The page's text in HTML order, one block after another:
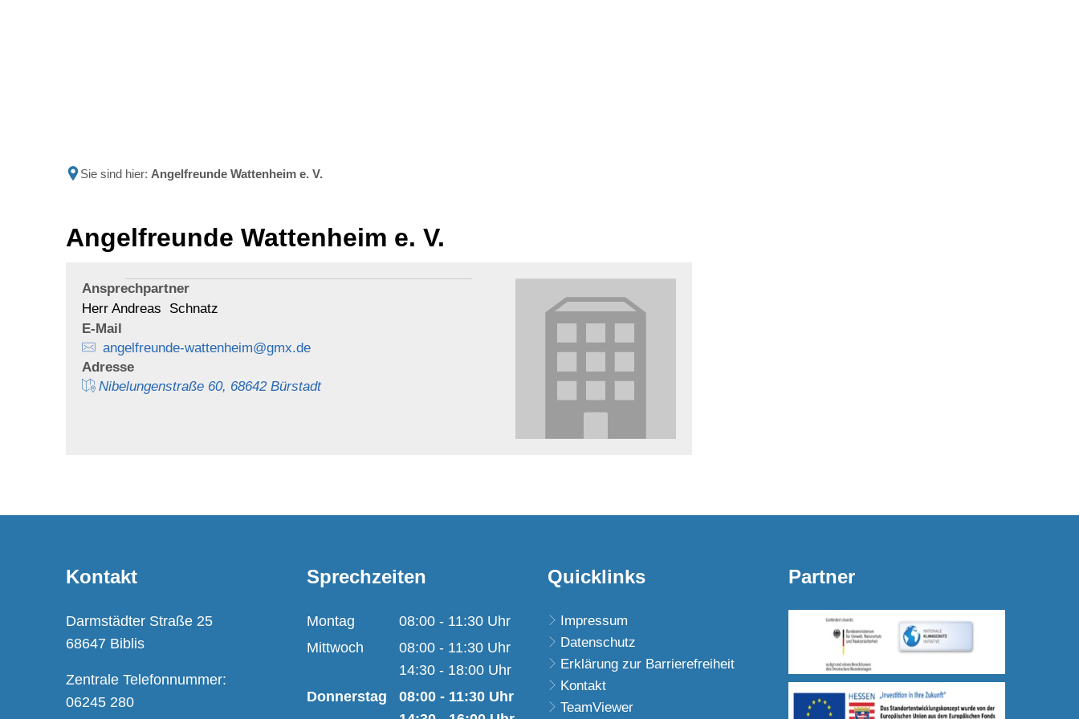
Sie sind hier: Angelfreunde Wattenheim e. V.
Angelfreunde Wattenheim e. V.
Ansprechpartner
Herr Andreas Schnatz
E-Mail
angelfreunde-wattenheim@gmx.de
Adresse
Nibelungenstraße 60, 68642 Bürstadt
Kontakt
Darmstädter Straße 25
68647 Biblis
Zentrale Telefonnummer:
06245 280
Sprechzeiten
Montag 08:00 - 11:30 Uhr
Von 08:00 bis 11:30 Uhr
Mittwoch 08:00 - 11:30 Uhr
Von 08:00 bis 11:30 Uhr
14:30 - 18:00 Uhr
Von 14:30 bis 18:00 Uhr
Donnerstag 08:00 - 11:30 Uhr
Quicklinks
Impressum
Datenschutz
Erklärung zur Barrierefreiheit
Kontakt
TeamViewer
Partner